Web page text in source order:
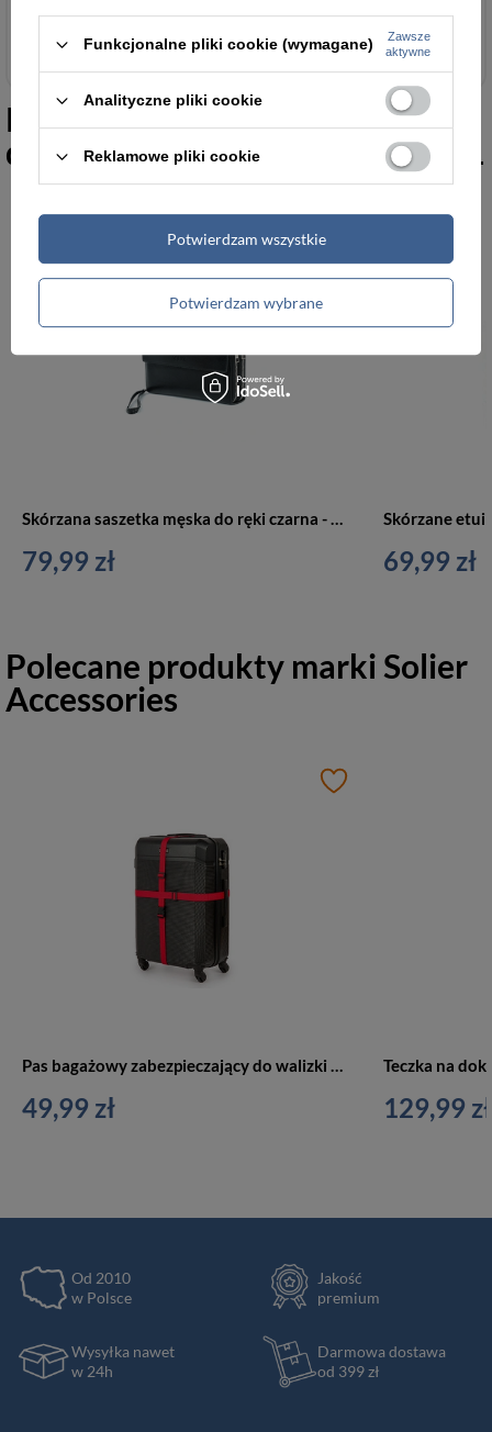
Podobne doSkórzany biwuar na
dokumenty brązowy Solier SA21
Skórzana saszetka męska do ręki czarna - SW36 BR A383
79,99 zł 69,99 zł
Polecane produkty markiSolier
Accessories
Pas bagażowy zabezpieczający do walizki 2 szt. czerwony SA56
49,99 zł 129,99 zł
Od 2010
w Polsce
Jakość
premium
Wysyłka nawet
w 24h
Darmowa dostawa
od 399 zł
Funkcjonalne pliki cookie (wymagane)
Zawsze
aktywne
Analityczne pliki cookie
Reklamowe pliki cookie
Potwierdzam wybrane
Potwierdzam wszystkie